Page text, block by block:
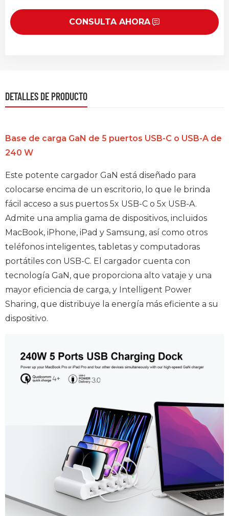
CONSULTA AHORA
DETALLES DE PRODUCTO
Base de carga GaN de 5 puertos USB-C o USB-A de
240 W
Este potente cargador GaN está diseñado para
colocarse encima de un escritorio, lo que le brinda
fácil acceso a sus puertos 5x USB-C o 5x USB-A.
Admite una amplia gama de dispositivos, incluidos
MacBook, iPhone, iPad y Samsung, así como otros
teléfonos inteligentes, tabletas y computadoras
portátiles con USB-C. El cargador cuenta con
tecnología GaN, que proporciona alto vataje y una
mayor eficiencia de carga, y Intelligent Power
Sharing, que distribuye la energía más eficiente a su
dispositivo.